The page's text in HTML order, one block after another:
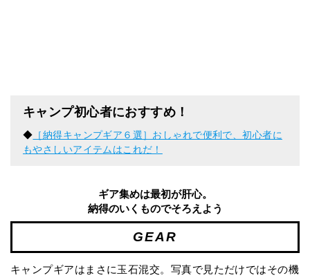
キャンプ初心者におすすめ！
◆ ［納得キャンプギア６選］おしゃれで便利で、初心者に
もやさしいアイテムはこれだ！
ギア集めは最初が肝心。
納得のいくものでそろえよう
GEAR
キャンプギアはまさに玉石混交。写真で見ただけではその機